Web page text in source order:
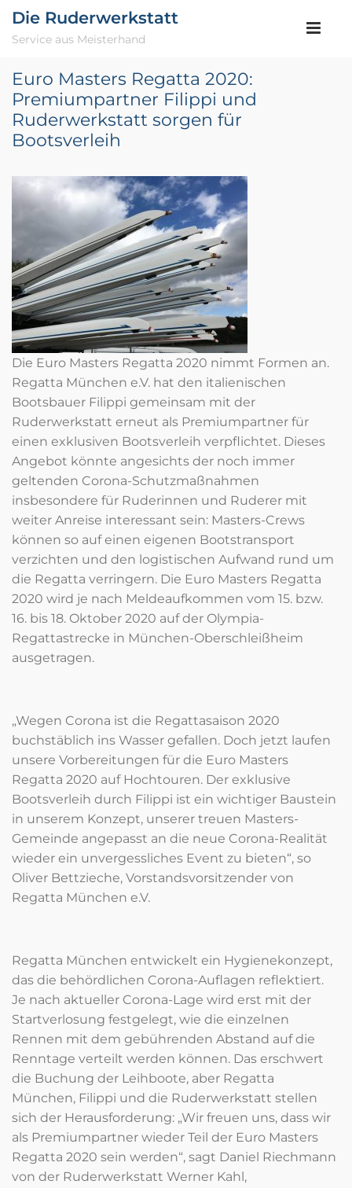
Die Ruderwerkstatt
Service aus Meisterhand
Euro Masters Regatta 2020:
Premiumpartner Filippi und
Ruderwerkstatt sorgen für
Bootsverleih
Die Euro Masters Regatta 2020 nimmt Formen an.
Regatta München e.V. hat den italienischen
Bootsbauer Filippi gemeinsam mit der
Ruderwerkstatt erneut als Premiumpartner für
einen exklusiven Bootsverleih verpflichtet. Dieses
Angebot könnte angesichts der noch immer
geltenden Corona-Schutzmaßnahmen
insbesondere für Ruderinnen und Ruderer mit
weiter Anreise interessant sein: Masters-Crews
können so auf einen eigenen Bootstransport
verzichten und den logistischen Aufwand rund um
die Regatta verringern. Die Euro Masters Regatta
2020 wird je nach Meldeaufkommen vom 15. bzw.
16. bis 18. Oktober 2020 auf der Olympia-
Regattastrecke in München-Oberschleißheim
ausgetragen.
„Wegen Corona ist die Regattasaison 2020
buchstäblich ins Wasser gefallen. Doch jetzt laufen
unsere Vorbereitungen für die Euro Masters
Regatta 2020 auf Hochtouren. Der exklusive
Bootsverleih durch Filippi ist ein wichtiger Baustein
in unserem Konzept, unserer treuen Masters-
Gemeinde angepasst an die neue Corona-Realität
wieder ein unvergessliches Event zu bieten“, so
Oliver Bettzieche, Vorstandsvorsitzender von
Regatta München e.V.
Regatta München entwickelt ein Hygienekonzept,
das die behördlichen Corona-Auflagen reflektiert.
Je nach aktueller Corona-Lage wird erst mit der
Startverlosung festgelegt, wie die einzelnen
Rennen mit dem gebührenden Abstand auf die
Renntage verteilt werden können. Das erschwert
die Buchung der Leihboote, aber Regatta
München, Filippi und die Ruderwerkstatt stellen
sich der Herausforderung: „Wir freuen uns, dass wir
als Premiumpartner wieder Teil der Euro Masters
Regatta 2020 sein werden“, sagt Daniel Riechmann
von der Ruderwerkstatt Werner Kahl,